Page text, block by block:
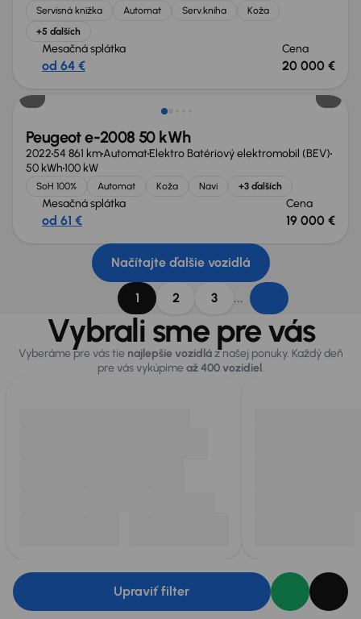
Servisná knižka Automat Serv.kniha
Koža
+5 ďalších
Mesačná splátka
od 64 €
Cena
20 000 €
Možnosť odpočtu DPH
Peugeot e-2008 50 kWh
202254 861 kmAutomatElektro Batériový elektromobil (BEV)
50 kWh100 kW
SoH 100% Automat Koža Navi +3 ďalších
Mesačná splátka
od 61 €
Cena
19 000 €
Načítajte ďalšie vozidlá
1 2 3 ...
Vybrali sme pre vás
Vyberáme pre vás tie najlepšie vozidláz našej ponuky. Každý deň
pre vás vykúpimeaž 400 vozidiel.
Upraviť filter